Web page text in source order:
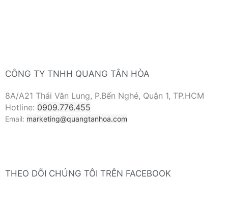
CÔNG TY TNHH QUANG TÂN HÒA
8A/A21 Thái Văn Lung, P.Bến Nghé, Quận 1, TP.HCM
Hotline: 0909.776.455
Email: marketing@quangtanhoa.com
THEO DÕI CHÚNG TÔI TRÊN FACEBOOK